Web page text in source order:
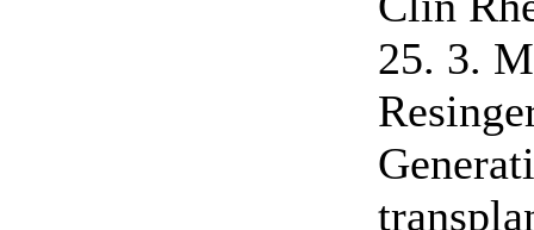
25. 3.